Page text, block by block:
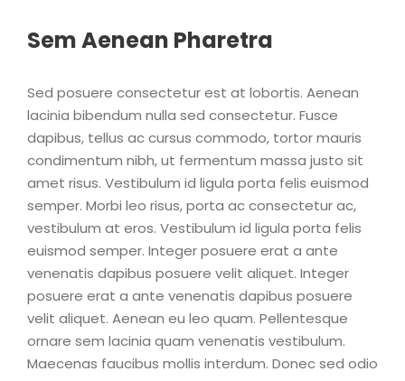
Sem Aenean Pharetra
Sed posuere consectetur est at lobortis. Aenean
lacinia bibendum nulla sed consectetur. Fusce
dapibus, tellus ac cursus commodo, tortor mauris
condimentum nibh, ut fermentum massa justo sit
amet risus. Vestibulum id ligula porta felis euismod
semper. Morbi leo risus, porta ac consectetur ac,
vestibulum at eros. Vestibulum id ligula porta felis
euismod semper. Integer posuere erat a ante
venenatis dapibus posuere velit aliquet. Integer
posuere erat a ante venenatis dapibus posuere
velit aliquet. Aenean eu leo quam. Pellentesque
ornare sem lacinia quam venenatis vestibulum.
Maecenas faucibus mollis interdum. Donec sed odio